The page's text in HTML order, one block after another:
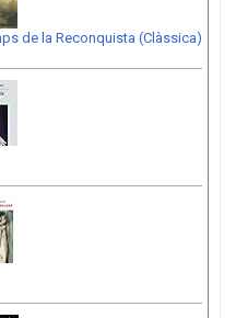
de la Reconquista (Clàssica)